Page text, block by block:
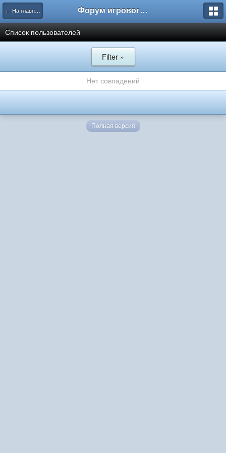
← На главную Форум игрового проекта Riverrise
Список пользователей
Filter »
Нет совпадений
Полная версия